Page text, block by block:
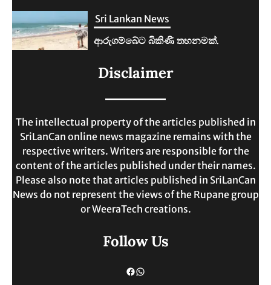
Sri Lankan News
ඉහළට.
Disclaimer
The intellectual property of the articles published in
SriLanCan online news magazine remains with the
respective writers. Writers are responsible for the
content of the articles published under their names.
Please also note that articles published in SriLanCan
News do not represent the views of the Rupane group
or WeeraTech creations.
Follow Us
Facebook
WhatsApp